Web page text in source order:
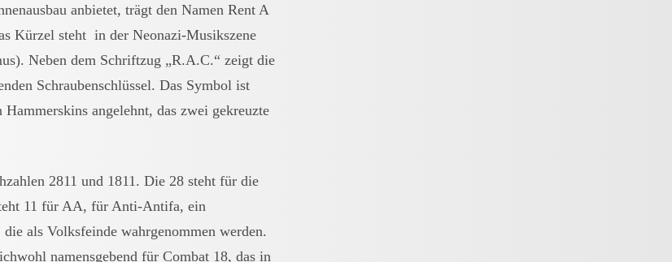
anbietet, trägt den Namen Rent A
Kürzel steht in der Neonazi-Musikszene
Neben dem Schriftzug „R.A.C.“ zeigt die
Schraubenschlüssel. Das Symbol ist
angelehnt, das zwei gekreuzte
2811 und 1811. Die 28 steht für die
11 für AA, für Anti-Antifa, ein
als Volksfeinde wahrgenommen werden.
namensgebend für Combat 18, das in